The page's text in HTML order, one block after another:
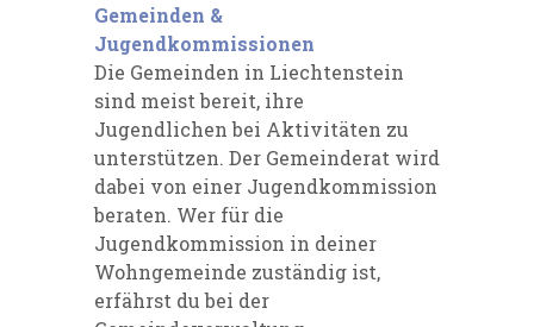
Gemeinden &
Jugendkommissionen
Die Gemeinden in Liechtenstein
sind meist bereit, ihre
Jugendlichen bei Aktivitäten zu
unterstützen. Der Gemeinderat wird
dabei von einer Jugendkommission
beraten. Wer für die
Jugendkommission in deiner
Wohngemeinde zuständig ist,
erfährst du bei der